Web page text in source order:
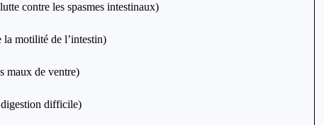
contre les spasmes intestinaux)
motilité de l’intestin)
maux de ventre)
difficile)